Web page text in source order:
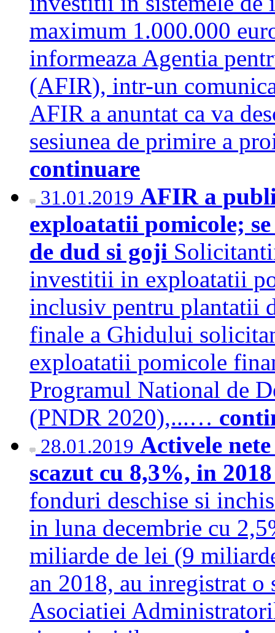
maximum 1.000.000
informeaza Agentia
(AFIR), intr-un
AFIR a anuntat ca va
sesiunea de primire a
continuare
31.01.2019 AFIR a
exploatatii pomicole;
de dud si goji
investitii in exploatatii
inclusiv pentru plantatii
finale a Ghidului
exploatatii pomicole
Programul National de
(PNDR 2020),...…
28.01.2019 Activele
scazut cu 8,3%, in
fonduri deschise si
in luna decembrie cu
miliarde de lei (9
an 2018, au inregistrat
Asociatiei